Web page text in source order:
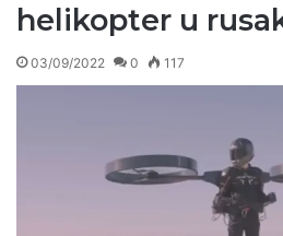
helikopter u
03/09/2022 0 117